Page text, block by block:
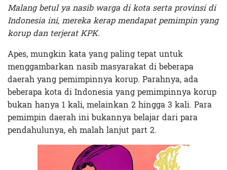
Malang betul ya nasib warga di kota serta provinsi di
Indonesia ini, mereka kerap mendapat pemimpin yang
korup dan terjerat KPK.
Apes, mungkin kata yang paling tepat untuk
menggambarkan nasib masyarakat di beberapa
daerah yang pemimpinnya korup. Parahnya, ada
beberapa kota di Indonesia yang pemimpinnya korup
bukan hanya 1 kali, melainkan 2 hingga 3 kali. Para
pemimpin daerah ini bukannya belajar dari para
pendahulunya, eh malah lanjut part 2.